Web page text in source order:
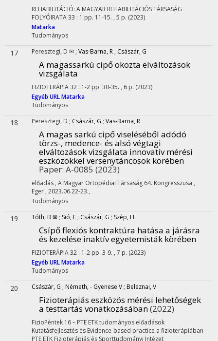
REHABILITÁCIÓ: A MAGYAR REHABILITÁCIÓS TÁRSASÁG
FOLYÓIRATA33 : 1 pp. 11-15. , 5 p. (2023)
Matarka
Tudományos
17 Peresztegi, D ✉ ; Vas-Barna, R ; Császár, G
A magassarkú cipő okozta elváltozások
vizsgálata
FIZIOTERÁPIA32 : 1-2 pp. 30-35. , 6 p. (2023)
Egyéb URLMatarka
Tudományos
18 Peresztegi, D ; Császár, G ; Vas-Barna, R
A magas sarkú cipő viseléséből adódó
törzs-, medence- és alsó végtagi
elváltozások vizsgálata innovatív mérési
eszközökkel versenytáncosok körében
Paper: A-0085 (2023)
előadás , A Magyar Ortopédiai Társaság 64. Kongresszusa ,
Eger , 2023.06.22-23.,
Tudományos
19 Tóth, B ✉ ; Sió, E ; Császár, G ; Szép, H
Csípő flexiós kontraktúra hatása a járásra
és kezelése inaktív egyetemisták körében
FIZIOTERÁPIA32 : 1-2 pp. 3-9. , 7 p. (2023)
Egyéb URLMatarka
Tudományos
20 Császár, G ; Németh, - Gyenese V ; Beleznai, V
Fizioterápiás eszközös mérési lehetőségek
a testtartás vonatkozásában(2022)
FizioPéntek 16 – PTE ETK tudományos előadások
Kutatásfejlesztés és Evidence-based practice a fizioterápiában –
PTE ETK Fizioterápiás és Sporttudományi Intézet